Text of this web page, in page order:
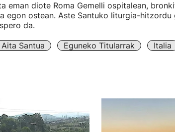
eman diote Roma Gemelli ospitalean,
egon ostean. Aste Santuko liturgia-hitzordu
da.
Santua Eguneko Titularrak Italia